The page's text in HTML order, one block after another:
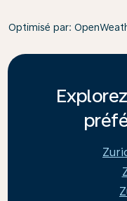
Optimisé par: